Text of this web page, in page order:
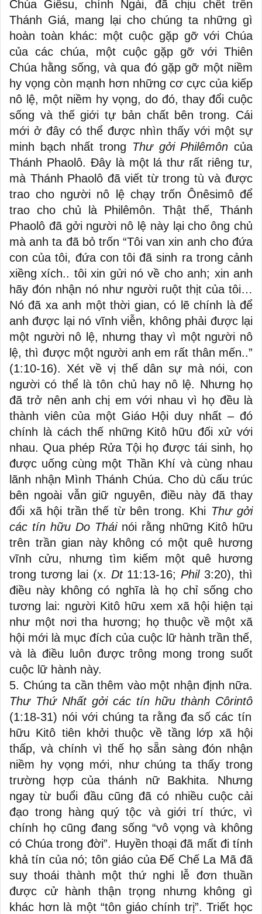
Chúa Giêsu, chính Ngài, đã chịu chết trên
Thánh Giá, mang lại cho chúng ta những gì
hoàn toàn khác: một cuộc gặp gỡ với Chúa
của các chúa, một cuộc gặp gỡ với Thiên
Chúa hằng sống, và qua đó gặp gỡ một niềm
hy vọng còn mạnh hơn những cơ cực của kiếp
nô lệ, một niềm hy vọng, do đó, thay đổi cuộc
sống và thế giới tự bản chất bên trong. Cái
mới ở đây có thể được nhìn thấy với một sự
minh bạch nhất trong Thư gởi Philêmôn của
Thánh Phaolô. Đây là một lá thư rất riêng tư,
mà Thánh Phaolô đã viết từ trong tù và được
trao cho người nô lệ chạy trốn Ônêsimô để
trao cho chủ là Philêmôn. Thật thế, Thánh
Phaolô đã gởi người nô lệ này lại cho ông chủ
mà anh ta đã bỏ trốn “Tôi van xin anh cho đứa
con của tôi, đứa con tôi đã sinh ra trong cảnh
xiềng xích.. tôi xin gửi nó về cho anh; xin anh
hãy đón nhận nó như người ruột thịt của tôi…
Nó đã xa anh một thời gian, có lẽ chính là để
anh được lại nó vĩnh viễn, không phải được lại
một người nô lệ, nhưng thay vì một người nô
lệ, thì được một người anh em rất thân mến..”
(1:10-16). Xét về vị thế dân sự mà nói, con
người có thể là tôn chủ hay nô lệ. Nhưng họ
đã trở nên anh chị em với nhau vì họ đều là
thành viên của một Giáo Hội duy nhất – đó
chính là cách thế những Kitô hữu đối xử với
nhau. Qua phép Rửa Tội họ được tái sinh, họ
được uống cùng một Thần Khí và cùng nhau
lãnh nhận Mình Thánh Chúa. Cho dù cấu trúc
bên ngoài vẫn giữ nguyên, điều này đã thay
đổi xã hội trần thế từ bên trong. Khi Thư gởi
các tín hữu Do Tháinói rằng những Kitô hữu
trên trần gian này không có một quê hương
vĩnh cửu, nhưng tìm kiếm một quê hương
trong tương lai (x. Dt11:13-16;Phil3:20), thì
điều này không có nghĩa là họ chỉ sống cho
tương lai: người Kitô hữu xem xã hội hiện tại
như một nơi tha hương; họ thuộc về một xã
hội mới là mục đích của cuộc lữ hành trần thế,
và là điều luôn được trông mong trong suốt
cuộc lữ hành này.
5. Chúng ta cần thêm vào một nhận định nữa.
Thư Thứ Nhất gởi các tín hữu thành Côrintô
(1:18-31) nói với chúng ta rằng đa số các tín
hữu Kitô tiên khởi thuộc về tầng lớp xã hội
thấp, và chính vì thế họ sẵn sàng đón nhận
niềm hy vọng mới, như chúng ta thấy trong
trường hợp của thánh nữ Bakhita. Nhưng
ngay từ buổi đầu cũng đã có nhiều cuộc cải
đạo trong hàng quý tộc và giới trí thức, vì
chính họ cũng đang sống “vô vọng và không
có Chúa trong đời”. Huyền thoại đã mất đi tính
khả tín của nó; tôn giáo của Đế Chế La Mã đã
suy thoái thành một thứ nghi lễ đơn thuần
được cử hành thận trọng nhưng không gì
khác hơn là một “tôn giáo chính trị”. Triết học